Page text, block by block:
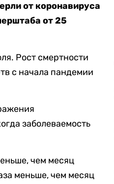
от коронавируса
от 25
Рост смертности
с начала пандемии
заболеваемость
чем месяц
меньше, чем месяц